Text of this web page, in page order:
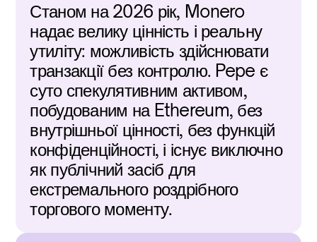
Станом на 2026 рік, Monero
надає велику цінність і реальну
утиліту: можливість здійснювати
транзакції без контролю. Pepe є
суто спекулятивним активом,
побудованим на Ethereum, без
внутрішньої цінності, без функцій
конфіденційності, і існує виключно
як публічний засіб для
екстремального роздрібного
торгового моменту.